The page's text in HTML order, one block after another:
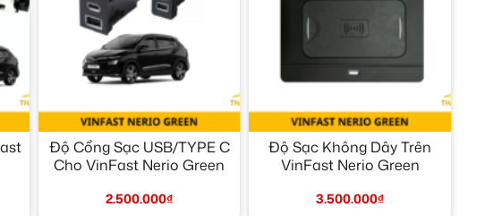
+
Độ Cổng Sạc USB/TYPE C
Cho VinFast Nerio Green
2.500.000₫
+
Độ Sạc Không Dây Trên
VinFast Nerio Green
3.500.000₫